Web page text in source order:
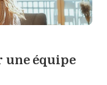
une équipe